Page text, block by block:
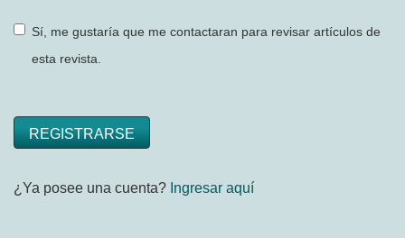
Sí, me gustaría que me contactaran para revisar artículos de
esta revista.
REGISTRARSE
¿Ya posee una cuenta? Ingresar aquí